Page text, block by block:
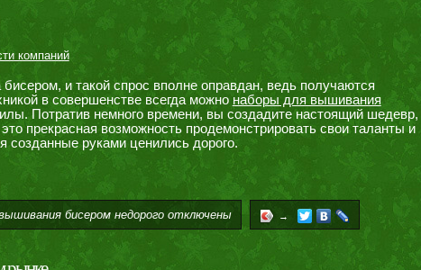
компаний
и такой спрос вполне оправдан, ведь получаются
в совершенстве всегда можно наборы для вышивания
Потратив немного времени, вы создадите настоящий шедевр,
прекрасная возможность продемонстрировать свои таланты и
созданные руками ценились дорого.
бисером недорогоотключены →